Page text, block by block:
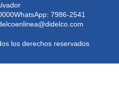
WhatsApp: 7986-2541
los derechos reservados